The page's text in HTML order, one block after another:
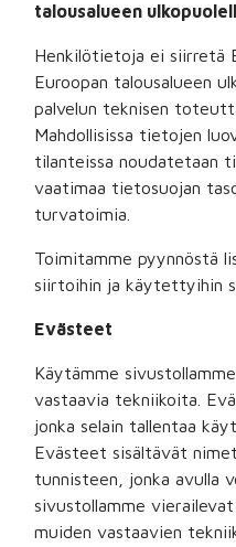
talousalueen
Henkilötietoja ei siirretä
Euroopan talousalueen
palvelun teknisen
Mahdollisissa tietojen
tilanteissa noudatetaan
vaatimaa tietosuojan
turvatoimia.
Toimitamme pyynnöstä
siirtoihin ja käytettyihin
Evästeet
Käytämme
vastaavia tekniikoita.
jonka selain tallentaa
Evästeet sisältävät
tunnisteen, jonka avulla
sivustollamme
muiden vastaavien